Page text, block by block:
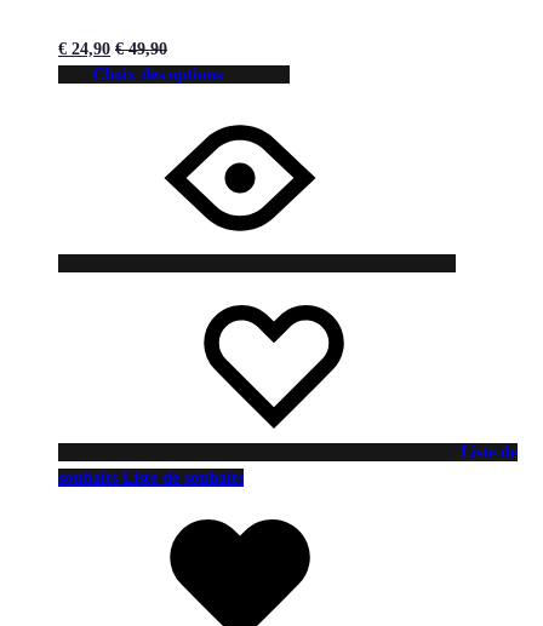
€ 24,90 €49,90
Choix des options
Liste de
souhaits Liste de souhaits